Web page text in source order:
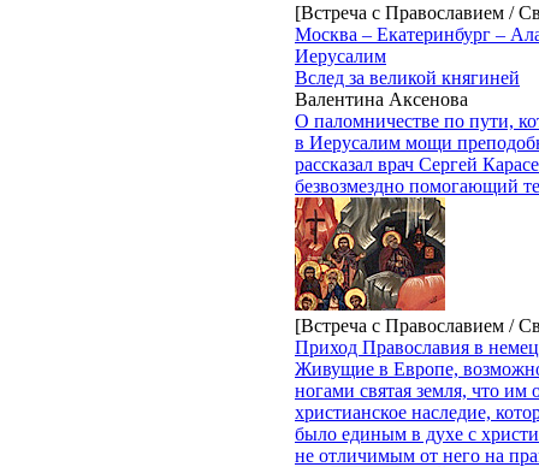
[Встреча с Православием /
Москва – Екатеринбург –
Иерусалим
Вслед за великой княгиней
Валентина Аксенова
О паломничестве по пути,
в Иерусалим мощи
рассказал врач Сергей
безвозмездно помогающий
[Встреча с Православием /
Приход Православия в
Живущие в Европе,
ногами святая земля, что им
христианское наследие,
было единым в духе с
не отличимым от него на